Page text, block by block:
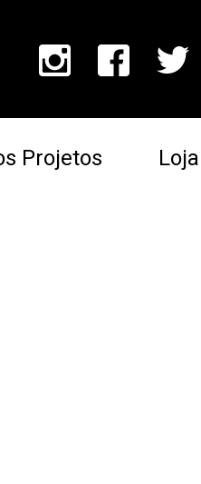
Projetos Loja